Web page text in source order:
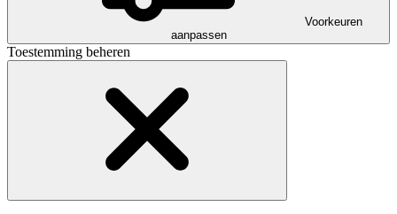
Voorkeuren
aanpassen
Toestemming beheren